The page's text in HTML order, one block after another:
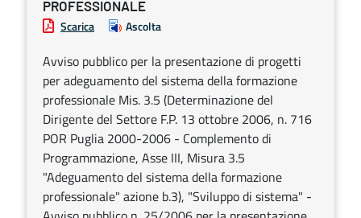
PROFESSIONALE
Scarica Ascolta
Avviso pubblico per la presentazione di progetti
per adeguamento del sistema della formazione
professionale Mis. 3.5 (Determinazione del
Dirigente del Settore F.P. 13 ottobre 2006, n. 716
POR Puglia 2000-2006 - Complemento di
Programmazione, Asse III, Misura 3.5
"Adeguamento del sistema della formazione
professionale" azione b.3), "Sviluppo di sistema" -